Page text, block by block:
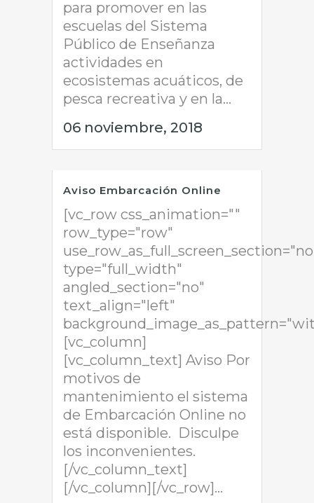
para promover en las
escuelas del Sistema
Público de Enseñanza
actividades en
ecosistemas acuáticos, de
pesca recreativa y en la...
06 noviembre, 2018
Aviso Embarcación Online
[vc_row css_animation=""
row_type="row"
type="full_width"
angled_section="no"
text_align="left"
[vc_column]
[vc_column_text] Aviso Por
motivos de
mantenimiento el sistema
de Embarcación Online no
está disponible. Disculpe
los inconvenientes.
[/vc_column_text]
[/vc_column][/vc_row]...